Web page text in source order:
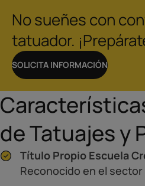
No sueñes con
tatuador.
SOLICITA INFORMACIÓN
de Tatuajes y
Título Propio Escuela
Reconocido en el sector